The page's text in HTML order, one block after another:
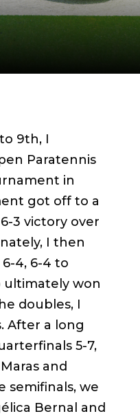
9th, I
Paratennis
in
got off to a
3 victory over
I then
4, 6-4 to
ultimately won
doubles, I
After a long
5-7,
and
semifinals, we
Bernal and